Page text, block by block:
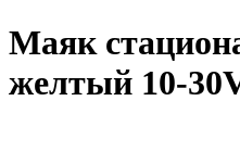
Маяк
желтый 10-